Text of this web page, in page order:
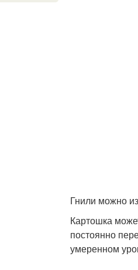
Гнили можно
Картошка
постоянно
умеренном